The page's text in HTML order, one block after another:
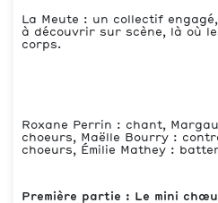
La Meute : un collectif
à découvrir sur scène, là où
corps.
Roxane Perrin : chant,
choeurs, Maëlle Bourry :
choeurs, Émilie Mathey :
Première partie : Le mini